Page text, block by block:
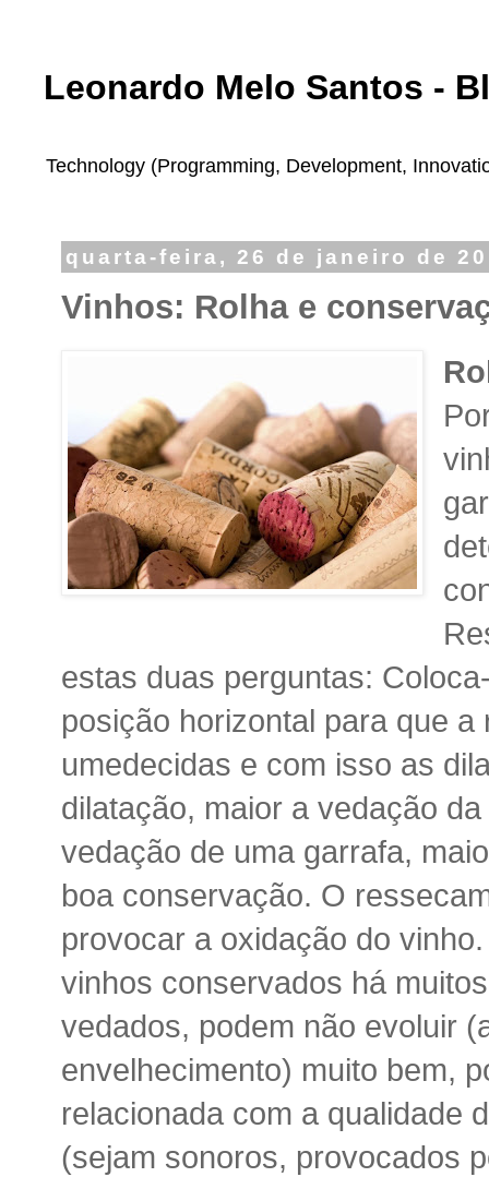
Leonardo Melo Santos -
Technology (Programming, Development,
quarta-feira, 26 de janeiro de
Vinhos: Rolha e
estas duas perguntas:
posição horizontal para que
umedecidas e com isso as
dilatação, maior a vedação
vedação de uma garrafa,
boa conservação. O
provocar a oxidação do
vinhos conservados há
vedados, podem não evoluir
envelhecimento) muito bem,
relacionada com a qualidade
(sejam sonoros, provocados